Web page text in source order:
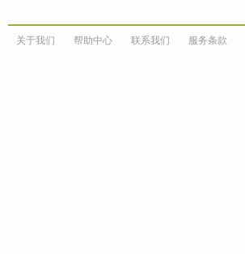
关于我们 帮助中心 联系我们 服务条款